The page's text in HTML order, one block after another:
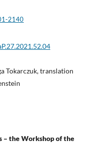
2140
Tokarczuk, translation
– the Workshop of the